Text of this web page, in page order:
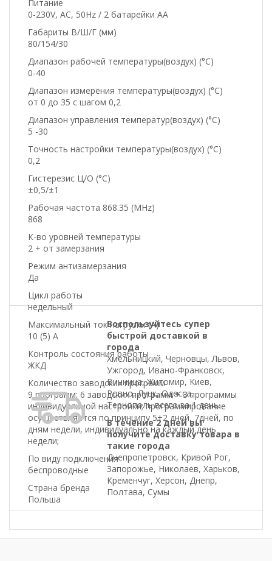
Питание
0-230V, AC, 50Hz / 2 батарейки АА
Габариты В/Ш/Г (мм)
80/154/30
Диапазон рабочей температуры(воздух) (°C)
0-40
Диапазон измерения температуры(воздух) (°C)
от 0 до 35 с шагом 0,2
Диапазон управления температур(воздух) (°C)
5 -30
Точность настройки температуры(воздух) (°C)
0,2
Гистерезис Ц/О (°C)
±0,5/±1
Рабочая частота 868.35 (MHz)
868
К-во уровней температуры
2 + от замерзания
Режим антизамерзания
Да
Цикл работы
недельный
Максимальный ток нагрузки (A)
10 (5) A
Контроль состояния работы
ЖКД
Количество заводских программ
9 программ: 6 заводских программ + 3 программы
индивидуальной настройки; программирование
осуществляется по принципу 5+2 дней, 7дней, по
дням недели, индивидуально на каждый день
недели;
По виду подключения
беспроводные
Страна бренда
Польша
Воспользуйтесь супер
быстрой доставкой в
города
Хмельницкий, Черновцы, Львов,
Ужгород, Ивано-Франковск,
Винница, Житомир, Киев,
Ровно, Луцк, Одесса,
Тернополь всего за 1 день.
В течение 2 дней вы
получите доставку товара в
такие города
Днепропетровск, Кривой Рог,
Запорожье, Николаев, Харьков,
Кременчуг, Херсон, Днепр,
Полтава, Сумы